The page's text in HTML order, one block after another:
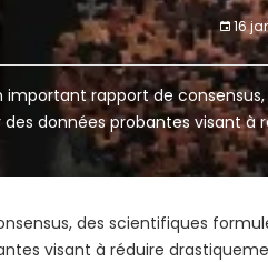
16
important rapport de
des données probantes visant à
des scientifiques
visant à réduire